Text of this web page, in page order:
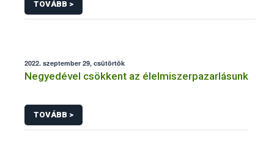
TOVÁBB >
2022. szeptember 29, csütörtök
Negyedével csökkent az élelmiszerpazarlásunk
TOVÁBB >